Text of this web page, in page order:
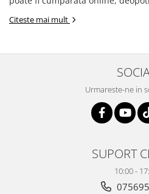
Citeste mai mult
Urmareste-ne in
SUPORT
10:00 -